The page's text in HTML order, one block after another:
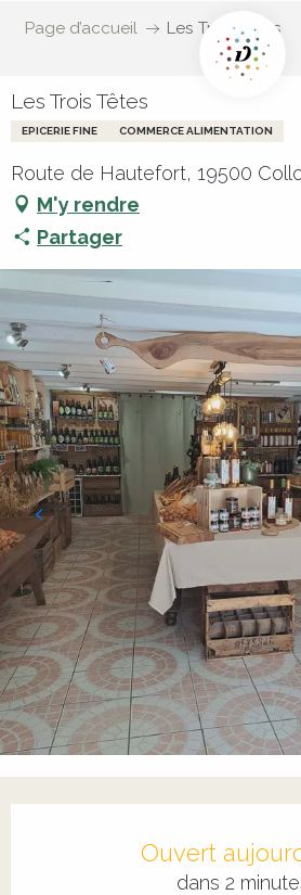
Page d’accueil Les Trois Têtes
Les Trois Têtes
EPICERIE FINE COMMERCE ALIMENTATION
Route de Hautefort, 19500
M'y rendre
Partager
Ouvert
dans 2